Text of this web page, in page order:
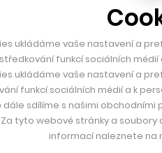
hornin z Marsu. Žádost
spirále komplexních
pozměnit, by měla
dnes.
ukládáme vaše nastavení a
funkcí sociálních
ukládáme vaše nastavení a
funkcí sociálních médií a k
dále sdílíme s našimi
tyto webové stránky a
informací naleznete na